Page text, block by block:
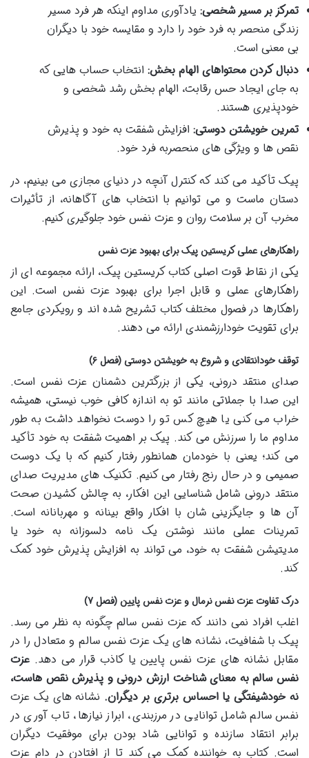
تمرکز بر مسیر شخصی: یادآوری مداوم اینکه هر فرد مسیر
زندگی منحصر به فرد خود را دارد و مقایسه خود با دیگران
بی معنی است.
دنبال کردن محتواهای الهام بخش: انتخاب حساب هایی که
به جای ایجاد حس رقابت، الهام بخش رشد شخصی و
خودپذیری هستند.
تمرین خویشتن دوستی: افزایش شفقت به خود و پذیرش
نقص ها و ویژگی های منحصربه فرد خود.
پیک تأکید می کند که کنترل آنچه در دنیای مجازی می بینیم، در
دستان ماست و می توانیم با انتخاب های آگاهانه، از تأثیرات
مخرب آن بر سلامت روان و عزت نفس خود جلوگیری کنیم.
راهکارهای عملی کریستین پیک برای بهبود عزت نفس
یکی از نقاط قوت اصلی کتاب کریستین پیک، ارائه مجموعه ای از
راهکارهای عملی و قابل اجرا برای بهبود عزت نفس است. این
راهکارها در فصول مختلف کتاب تشریح شده اند و رویکردی جامع
برای تقویت خودارزشمندی ارائه می دهند.
توقف خودانتقادی و شروع به خویشتن دوستی (فصل ۶)
صدای منتقد درونی، یکی از بزرگترین دشمنان عزت نفس است.
این صدا با جملاتی مانند تو به اندازه کافی خوب نیستی، همیشه
خراب می کنی یا هیچ کس تو را دوست نخواهد داشت به طور
مداوم ما را سرزنش می کند. پیک بر اهمیت شفقت به خود تأکید
می کند؛ یعنی با خودمان همانطور رفتار کنیم که با یک دوست
صمیمی و در حال رنج رفتار می کنیم. تکنیک های مدیریت صدای
منتقد درونی شامل شناسایی این افکار، به چالش کشیدن صحت
آن ها و جایگزینی شان با افکار واقع بینانه و مهربانانه است.
تمرینات عملی مانند نوشتن یک نامه دلسوزانه به خود یا
مدیتیشن شفقت به خود، می تواند به افزایش پذیرش خود کمک
کند.
درک تفاوت عزت نفس نرمال و عزت نفس پایین (فصل ۷)
اغلب افراد نمی دانند که عزت نفس سالم چگونه به نظر می رسد.
پیک با شفافیت، نشانه های یک عزت نفس سالم و متعادل را در
مقابل نشانه های عزت نفس پایین یا کاذب قرار می دهد. عزت
نفس سالم به معنای شناخت ارزش درونی و پذیرش نقص هاست،
نه خودشیفتگی یا احساس برتری بر دیگران. نشانه های یک عزت
نفس سالم شامل توانایی در مرزبندی، ابراز نیازها، تاب آوری در
برابر انتقاد سازنده و توانایی شاد بودن برای موفقیت دیگران
است. کتاب به خواننده کمک می کند تا از افتادن در دام عزت